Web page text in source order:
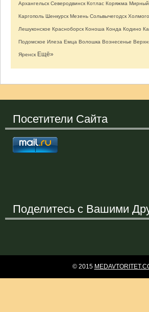
Архангельск Северодвинск Котлас Коряжма Мирный
Каргополь Шенкурск Мезень Сольвычегодск
Лешуконское Красноборск Коноша Конда Кодино
Подомское Илеза Емца Волошка Вознесенье
Яренск Ещё»
Посетители Сайта
Поделитесь с Вашими
© 2015